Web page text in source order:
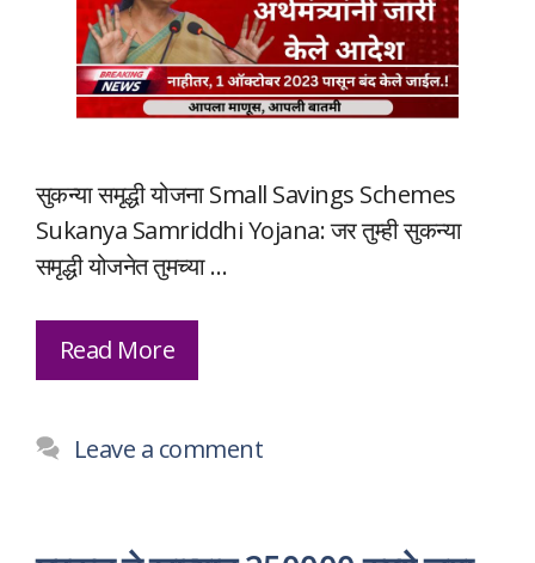
सुकन्या समृद्धी योजना Small Savings Schemes
Sukanya Samriddhi Yojana: जर तुम्ही सुकन्या
समृद्धी योजनेत तुमच्या …
Read More
Leave a comment